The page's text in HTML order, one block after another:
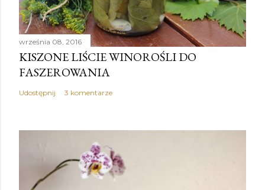
września 08, 2016
KISZONE LIŚCIE WINOROŚLI DO
FASZEROWANIA
Udostępnij 3 komentarze